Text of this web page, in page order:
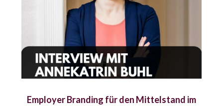
Employer Branding für den Mittelstand im